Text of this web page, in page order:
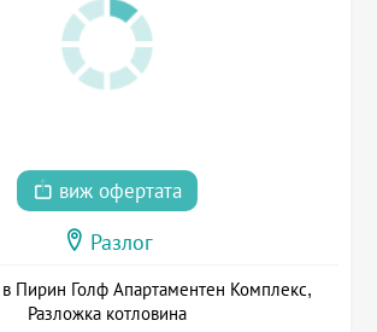
виж офертата
Разлог
Пирин Голф Апартаментен Комплекс,
Разложка котловина